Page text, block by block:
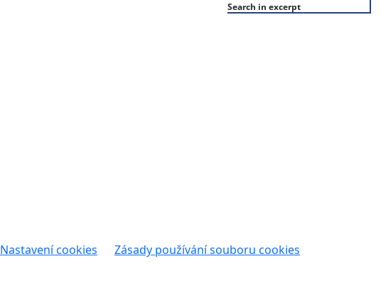
Search in excerpt
Nastavení cookies Zásady používání souboru cookies